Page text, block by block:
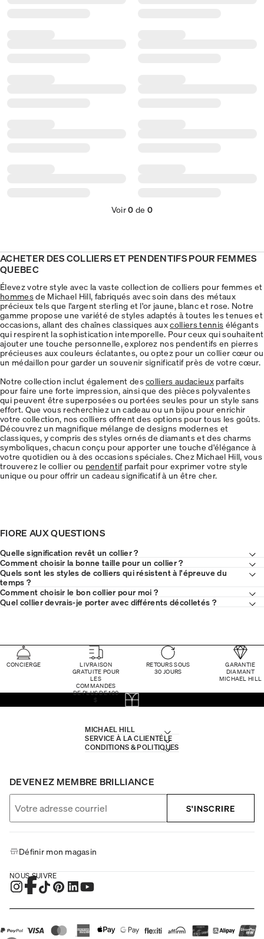
Voir0 de 0
ACHETER DES COLLIERS ET PENDENTIFS POUR FEMMES
QUEBEC
Élevez votre style avec la vaste collection de colliers pour femmes et
hommesde Michael Hill, fabriqués avec soin dans des métaux
précieux tels que l'argent sterling et l'or jaune, blanc et rose. Notre
gamme propose une variété de styles adaptés à toutes les tenues et
occasions, allant des chaînes classiques auxcolliers tennis élégants
qui respirent la sophistication intemporelle. Pour ceux qui souhaitent
ajouter une touche personnelle, explorez nos pendentifs en pierres
précieuses aux couleurs éclatantes, ou optez pour un collier cœur ou
un médaillon pour garder un souvenir significatif près de votre cœur.
Notre collection inclut également descolliers audacieuxparfaits
pour faire une forte impression, ainsi que des pièces polyvalentes
qui peuvent être superposées ou portées seules pour un style sans
effort. Que vous recherchiez un cadeau ou un bijou pour enrichir
votre collection, nos colliers offrent des options pour tous les goûts.
Découvrez un magnifique mélange de designs modernes et
classiques, y compris des styles ornés de diamants et des charms
symboliques, chacun conçu pour apporter une touche d'élégance à
votre quotidien ou à des occasions spéciales. Chez Michael Hill, vous
trouverez le collier ou pendentifparfait pour exprimer votre style
unique ou pour offrir un cadeau significatif à un être cher.
FIORE AUX QUESTIONS
Quelle signification revêt un collier ?
Comment choisir la bonne taille pour un collier ?
Quels sont les styles de colliers qui résistent à l'épreuve du
temps ?
Comment choisir le bon collier pour moi ?
Quel collier devrais-je porter avec différents décolletés ?
CONCIERGE
LIVRAISON
GRATUITE POUR
LES
COMMANDES
DE PLUS DE 100
$
RETOURS SOUS
30 JOURS
GARANTIE
DIAMANT
MICHAEL HILL
MICHAEL HILL
SERVICE À LA CLIENTÈLE
CONDITIONS & POLITIQUES
DEVENEZ MEMBRE BRILLIANCE
S'INSCRIRE
Définir mon magasin
NOUS SUIVRE